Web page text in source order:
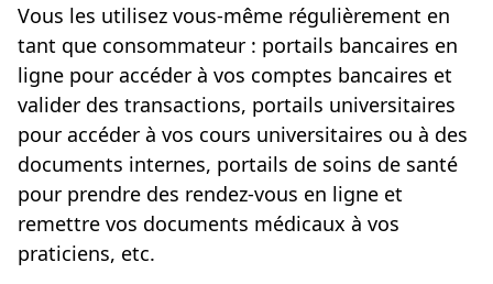
Vous les utilisez vous-même régulièrement en
tant que consommateur : portails bancaires en
ligne pour accéder à vos comptes bancaires et
valider des transactions, portails universitaires
pour accéder à vos cours universitaires ou à des
documents internes, portails de soins de santé
pour prendre des rendez-vous en ligne et
remettre vos documents médicaux à vos
praticiens, etc.